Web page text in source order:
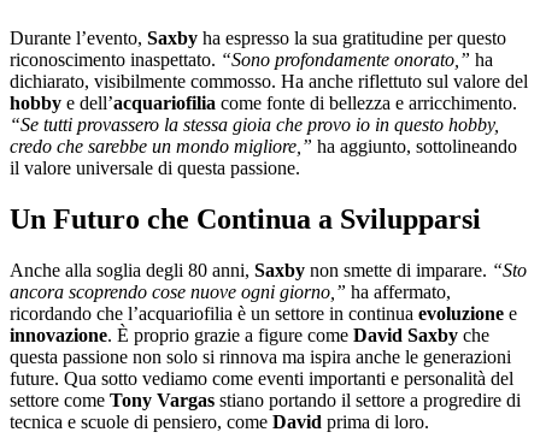
Durante l’evento, Saxby ha espresso la sua gratitudine per questo
riconoscimento inaspettato. “Sono profondamente onorato,” ha
dichiarato, visibilmente commosso. Ha anche riflettuto sul valore del
hobby e dell’acquariofilia come fonte di bellezza e arricchimento.
“Se tutti provassero la stessa gioia che provo io in questo hobby,
credo che sarebbe un mondo migliore,” ha aggiunto, sottolineando
il valore universale di questa passione.
Un Futuro che Continua a Svilupparsi
Anche alla soglia degli 80 anni, Saxby non smette di imparare. “Sto
ancora scoprendo cose nuove ogni giorno,” ha affermato,
ricordando che l’acquariofilia è un settore in continua evoluzione e
innovazione. È proprio grazie a figure come David Saxby che
questa passione non solo si rinnova ma ispira anche le generazioni
future. Qua sotto vediamo come eventi importanti e personalità del
settore come Tony Vargas stiano portando il settore a progredire di
tecnica e scuole di pensiero, come David prima di loro.